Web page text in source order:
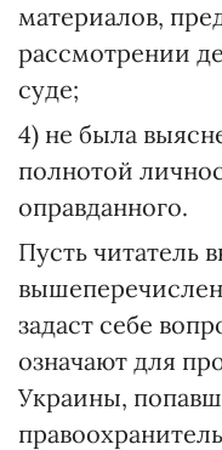
материалов,
рассмотрении
суде;
4) не была
полнотой
оправданного.
Пусть читатель
задаст себе
означают для
Украины,